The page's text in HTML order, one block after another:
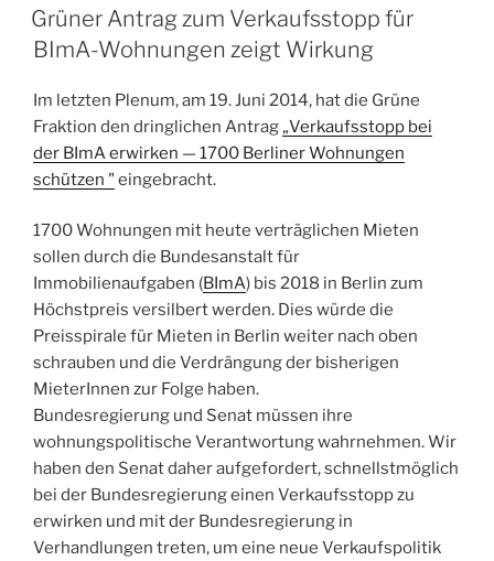
AM
Grüner Antrag zum Verkaufsstopp für
BImA-Wohnungen zeigt Wirkung
Im letzten Plenum, am 19. Juni 2014, hat die Grüne
Fraktion den dringlichen Antrag„Verkaufsstopp bei
der BImA erwirken — 1700 Berliner Wohnungen
schützen " eingebracht.
1700 Wohnungen mit heute verträglichen Mieten
sollen durch die Bundesanstalt für
Immobilienaufgaben (BImA) bis 2018 in Berlin zum
Höchstpreis versilbert werden. Dies würde die
Preisspirale für Mieten in Berlin weiter nach oben
schrauben und die Verdrängung der bisherigen
MieterInnen zur Folge haben.
Bundesregierung und Senat müssen ihre
wohnungspolitische Verantwortung wahrnehmen. Wir
haben den Senat daher aufgefordert, schnellstmöglich
bei der Bundesregierung einen Verkaufsstopp zu
erwirken und mit der Bundesregierung in
Verhandlungen treten, um eine neue Verkaufspolitik